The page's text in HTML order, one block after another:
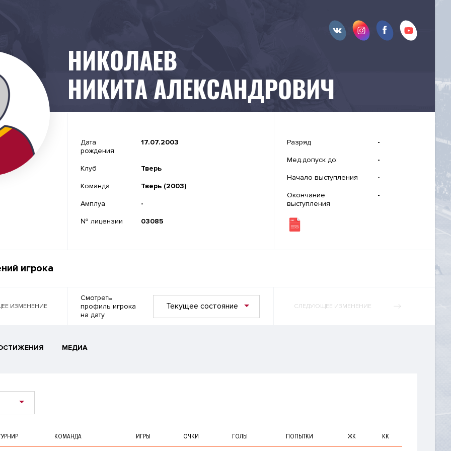
НИКОЛАЕВ
НИКИТА АЛЕКСАНДРОВИЧ
Дата
рождения
17.07.2003
Клуб Тверь
Команда Тверь (2003)
Амплуа -
№ лицензии 03085
Разряд -
Мед.допуск до: -
Начало выступления -
Окончание
выступления
-
игрока
ИЗМЕНЕНИЕ
Смотреть
профиль игрока
на дату
Текущее состояние СЛЕДУЮЩЕЕ ИЗМЕНЕНИЕ
МЕДИА
КОМАНДА ИГРЫ ОЧКИ ГОЛЫ ПОПЫТКИ ЖК КК